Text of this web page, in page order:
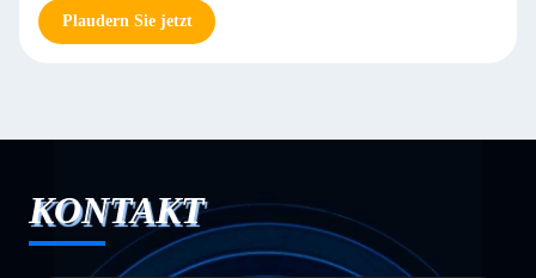
Plaudern Sie jetzt
KONTAKT